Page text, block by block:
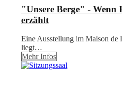
"Unsere Berge" - Wenn
erzählt
Eine Ausstellung im Maison
liegt…
Mehr Infos